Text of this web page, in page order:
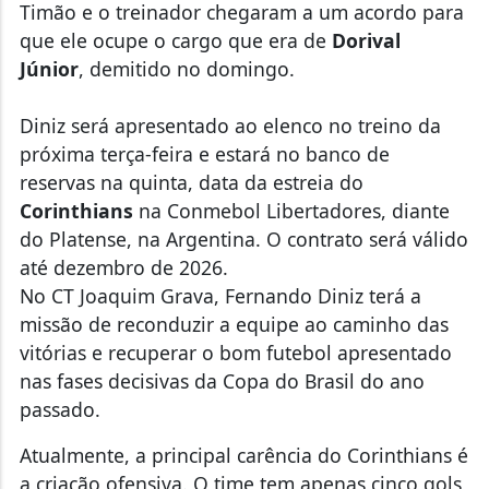
Timão e o treinador chegaram a um acordo para
que ele ocupe o cargo que era de Dorival
Júnior, demitido no domingo.
Diniz será apresentado ao elenco no treino da
próxima terça-feira e estará no banco de
reservas na quinta, data da estreia do
Corinthians na Conmebol Libertadores, diante
do Platense, na Argentina. O contrato será válido
até dezembro de 2026.
No CT Joaquim Grava, Fernando Diniz terá a
missão de reconduzir a equipe ao caminho das
vitórias e recuperar o bom futebol apresentado
nas fases decisivas da Copa do Brasil do ano
passado.
Atualmente, a principal carência do Corinthians é
a criação ofensiva. O time tem apenas cinco gols